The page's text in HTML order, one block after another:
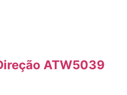
ATW5039